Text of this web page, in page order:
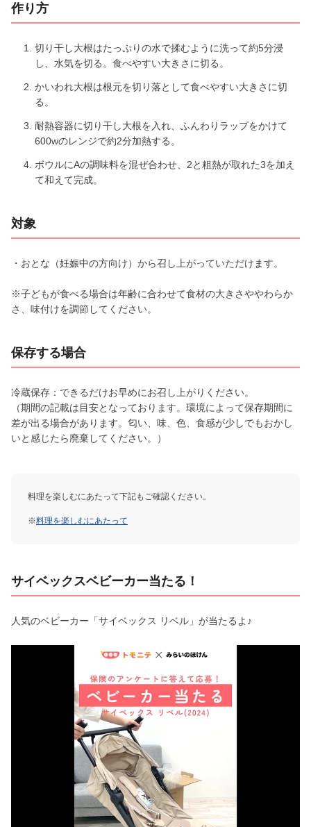
作り方
切り干し大根はたっぷりの水で揉むように洗って約5分浸
し、水気を切る。食べやすい大きさに切る。
かいわれ大根は根元を切り落として食べやすい大きさに切
る。
耐熱容器に切り干し大根を入れ、ふんわりラップをかけて
600wのレンジで約2分加熱する。
ボウルにAの調味料を混ぜ合わせ、2と粗熱が取れた3を加え
て和えて完成。
対象
・おとな（妊娠中の方向け）から召し上がっていただけます。
※子どもが食べる場合は年齢に合わせて食材の大きさややわらか
さ、味付けを調節してください。
保存する場合
冷蔵保存：できるだけお早めにお召し上がりください。
（期間の記載は目安となっております。環境によって保存期間に
差が出る場合があります。匂い、味、色、食感が少しでもおかし
いと感じたら廃棄してください。）
料理を楽しむにあたって下記もご確認ください。
※料理を楽しむにあたって
サイベックスベビーカー当たる！
人気のベビーカー「サイベックス リベル」が当たるよ♪